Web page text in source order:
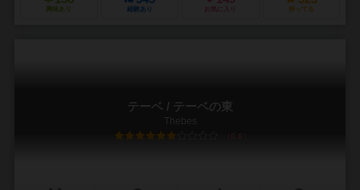
興味あり 経験あり お気に入り 持ってる
テーベ / テーベの東
Thebes
6.6